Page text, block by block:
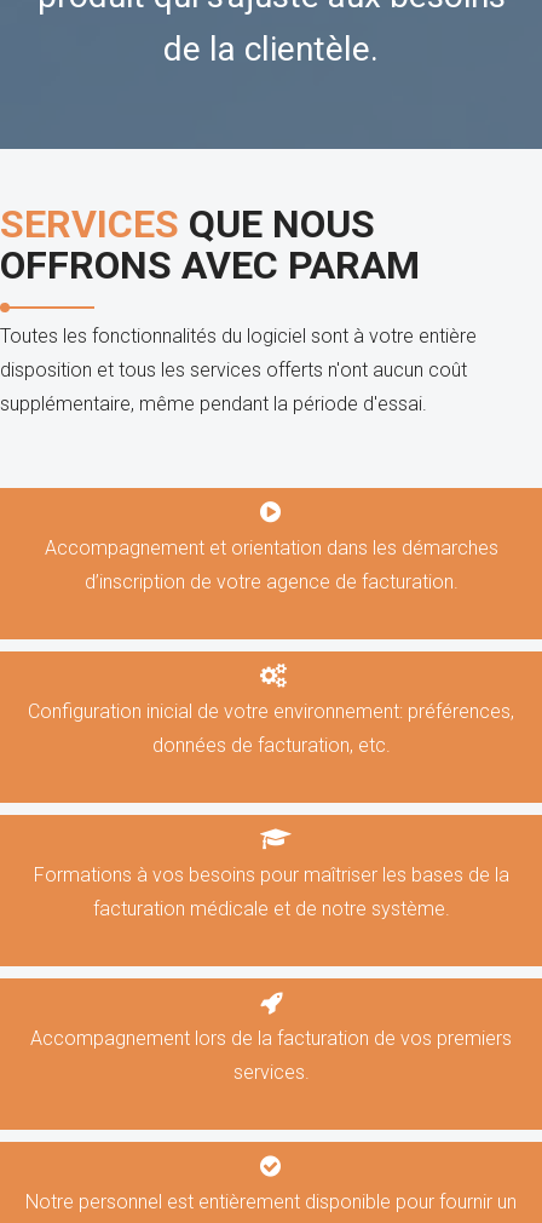
de la clientèle.
SERVICES QUE NOUS
OFFRONS AVEC PARAM
Toutes les fonctionnalités du logiciel sont à votre entière
disposition et tous les services offerts n'ont aucun coût
supplémentaire, même pendant la période d'essai.
Accompagnement et orientation dans les démarches
d’inscription de votre agence de facturation.
Configuration inicial de votre environnement: préférences,
données de facturation, etc.
Formations à vos besoins pour maîtriser les bases de la
facturation médicale et de notre système.
Accompagnement lors de la facturation de vos premiers
services.
Notre personnel est entièrement disponible pour fournir un